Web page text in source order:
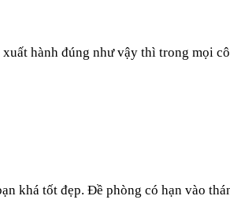
hành đúng như vậy thì trong mọi
khá tốt đẹp. Đề phòng có hạn vào